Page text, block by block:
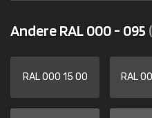
Andere RAL 000 - 095
RAL 000 15 00 RAL